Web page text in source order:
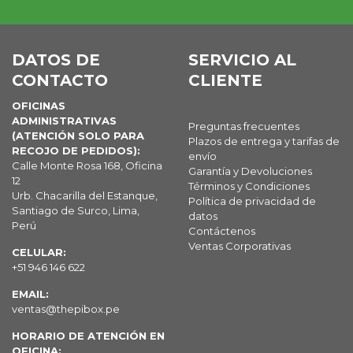
DATOS DE
CONTACTO
OFICINAS
ADMINISTRATIVAS
(ATENCIÓN SOLO PARA
RECOJO DE PEDIDOS):
Calle Monte Rosa 168, Oficina
12
Urb. Chacarilla del Estanque,
Santiago de Surco, Lima,
Perú
CELULAR:
+51 946 146 622
EMAIL:
ventas@thepibox.pe
HORARIO DE ATENCIÓN EN
SERVICIO AL
CLIENTE
Preguntas frecuentes
Plazos de entrega y tarifas de
envío
Garantía y Devoluciones
Términos y Condiciones
Política de privacidad de
datos
Contáctenos
Ventas Corporativas